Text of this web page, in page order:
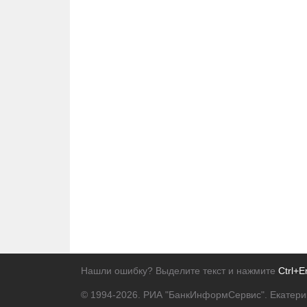
Нашли ошибку? Выделите текст и нажмите
© 1994-2026. РИА "БанкИнформСервис".